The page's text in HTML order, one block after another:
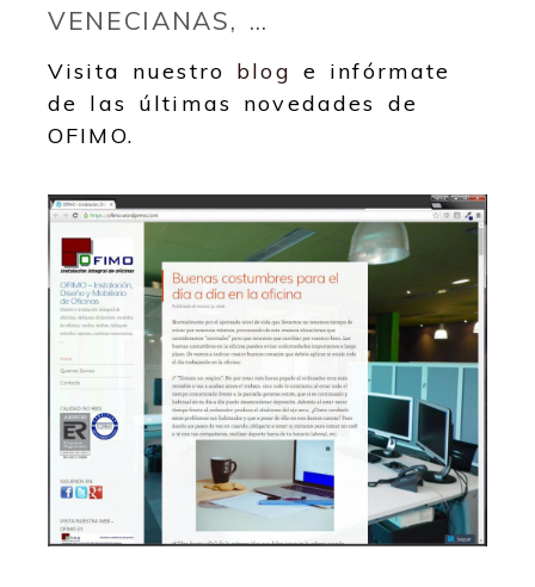
VENECIANAS, …
Visita nuestro blog e infórmate
de las últimas novedades de
OFIMO.